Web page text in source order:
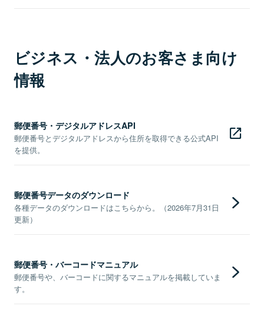
ビジネス・法人のお客さま向け
情報
郵便番号・デジタルアドレスAPI
郵便番号とデジタルアドレスから住所を取得できる公式API
を提供。
郵便番号データのダウンロード
各種データのダウンロードはこちらから。（2026年7月31日
更新）
郵便番号・バーコードマニュアル
郵便番号や、バーコードに関するマニュアルを掲載していま
す。